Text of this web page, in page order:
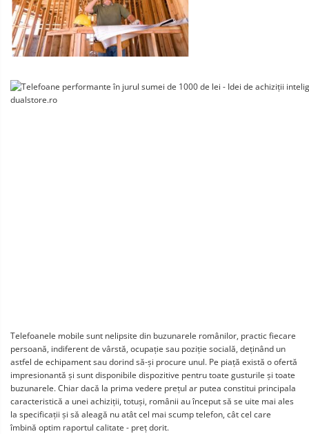
Telefoanele mobile sunt nelipsite din buzunarele românilor, practic fiecare
persoană, indiferent de vârstă, ocupație sau poziție socială, deținând un
astfel de echipament sau dorind să-și procure unul. Pe piață există o ofertă
impresionantă și sunt disponibile dispozitive pentru toate gusturile și toate
buzunarele. Chiar dacă la prima vedere prețul ar putea constitui principala
caracteristică a unei achiziții, totuși, românii au început să se uite mai ales
la specificații și să aleagă nu atât cel mai scump telefon, cât cel care
îmbină optim raportul calitate - preț dorit.